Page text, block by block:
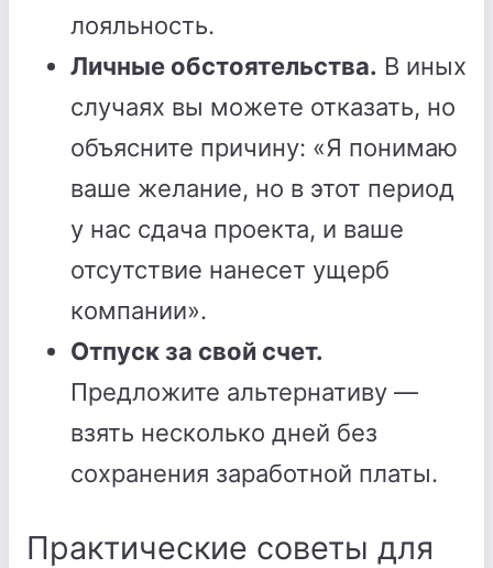
лояльность.
Личные обстоятельства. В иных
случаях вы можете отказать, но
объясните причину: «Я понимаю
ваше желание, но в этот период
у нас сдача проекта, и ваше
отсутствие нанесет ущерб
компании».
Отпуск за свой счет.
Предложите альтернативу —
взять несколько дней без
сохранения заработной платы.
Практические советы для